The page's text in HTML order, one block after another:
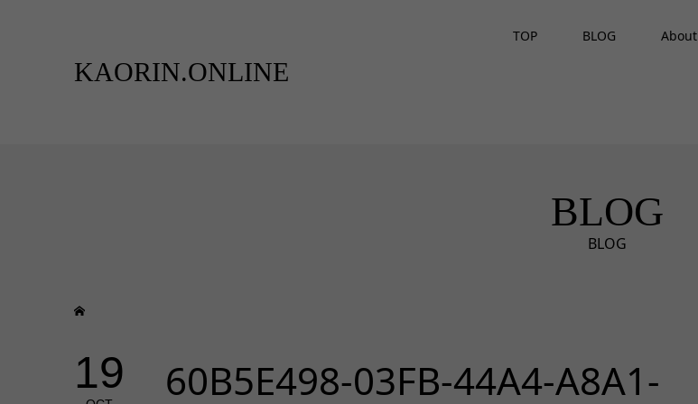
KAORIN.ONLINE
TOP BLOG About
BLOG
BLOG
19
60B5E498-03FB-44A4-A8A1-